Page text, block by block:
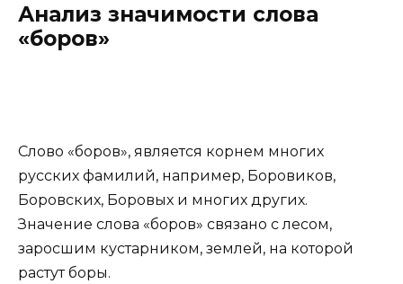
Анализ значимости слова
«боров»
Слово «боров», является корнем многих
русских фамилий, например, Боровиков,
Боровских, Боровых и многих других.
Значение слова «боров» связано с лесом,
заросшим кустарником, землей, на которой
растут боры.